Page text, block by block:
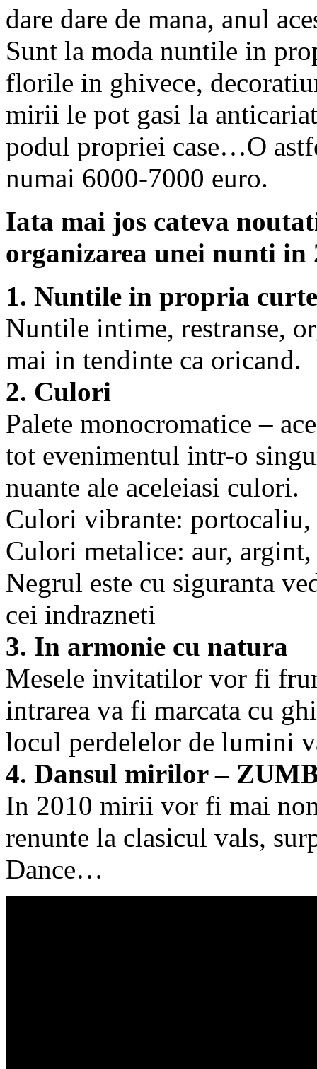
dare dare de mana, anul
Sunt la moda nuntile in
florile in ghivece,
mirii le pot gasi la
podul propriei case…O
numai 6000-7000 euro.
Iata mai jos cateva
organizarea unei nunti in
1. Nuntile in propria curte
Nuntile intime, restranse,
mai in tendinte ca oricand.
2. Culori
Palete monocromatice –
tot evenimentul intr-o
nuante ale aceleiasi culori.
Culori vibrante: portocaliu,
Culori metalice: aur,
Negrul este cu siguranta
cei indrazneti
3. In armonie cu natura
Mesele invitatilor vor fi
intrarea va fi marcata cu
locul perdelelor de lumini
4. Dansul mirilor –
In 2010 mirii vor fi mai
renunte la clasicul vals,
Dance…